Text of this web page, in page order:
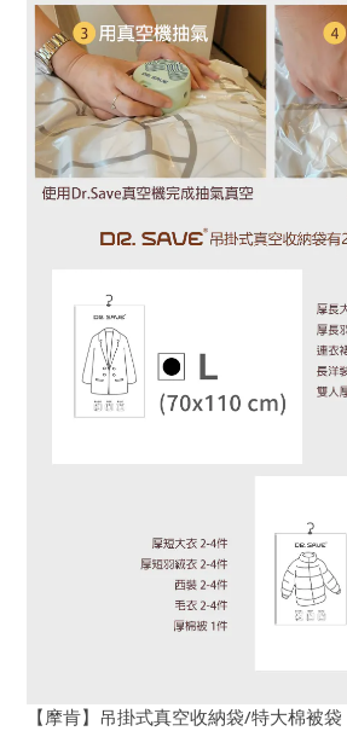
【摩肯】吊掛式真空收納袋/特大棉被袋